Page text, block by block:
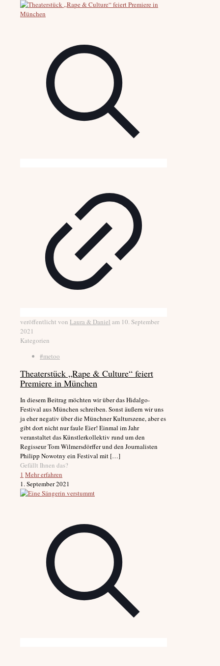
veröffentlicht von Laura & Daniel am 10. September
2021
Kategorien
#metoo
Theaterstück „Rape & Culture“ feiert
Premiere in München
In diesem Beitrag möchten wir über das Hidalgo-
Festival aus München schreiben. Sonst äußern wir uns
ja eher negativ über die Münchner Kulturszene, aber es
gibt dort nicht nur faule Eier! Einmal im Jahr
veranstaltet das Künstlerkollektiv rund um den
Regisseur Tom Wilmersdörffer und den Journalisten
Philipp Nowotny ein Festival mit […]
Gefällt Ihnen das?
1 Mehr erfahren
1. September 2021